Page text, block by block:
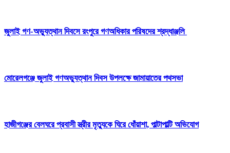
‎জুলাই গণ-অভ্যুত্থান দিবসে রংপুরে গণঅধিকার পরিষদের শ্রদ্ধাঞ্জলি ‎
মোরেলগঞ্জে জুলাই গণঅভ্যুত্থান দিবস উপলক্ষে জামায়াতের পথসভা
হাজীগঞ্জের বেলঘরে প্রবাসী স্ত্রীর মৃত্যুকে ঘিরে ধোঁয়াশা, পাল্টাপাল্টি অভিযোগ